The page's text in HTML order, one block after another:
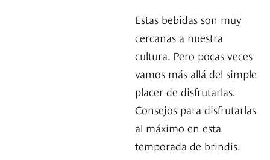
Estas bebidas son muy
cercanas a nuestra
cultura. Pero pocas veces
vamos más allá del simple
placer de disfrutarlas.
Consejos para disfrutarlas
al máximo en esta
temporada de brindis.